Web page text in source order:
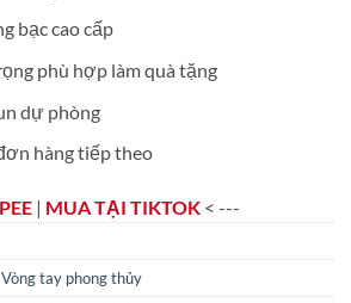
bạc cao cấp
phù hợp làm quà tặng
dự phòng
hàng tiếp theo
| MUA TẠI TIKTOK < ---
Vòng tay phong thủy